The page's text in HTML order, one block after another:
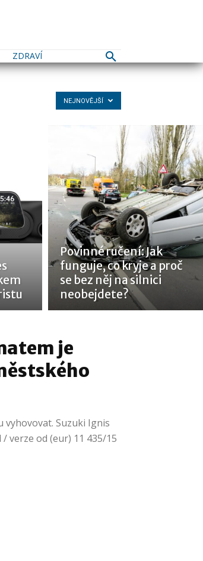
ZDRAVÍ
NEJNOVĚJŠÍ
Povinné ručení: Jak
funguje, co kryje a proč
se bez něj na silnici
neobejdete?
je
vyhovovat. Suzuki Ignis
/ verze od (eur) 11 435/15